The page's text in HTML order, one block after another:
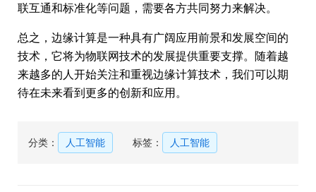
联互通和标准化等问题，需要各方共同努力来解决。
总之，边缘计算是一种具有广阔应用前景和发展空间的
技术，它将为物联网技术的发展提供重要支撑。随着越
来越多的人开始关注和重视边缘计算技术，我们可以期
待在未来看到更多的创新和应用。
分类： 人工智能 标签： 人工智能